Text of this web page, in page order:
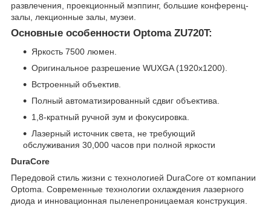
развлечения, проекционный мэппинг, большие конференц-
залы, лекционные залы, музеи.
Основные особенности Optoma ZU720T:
Яркость 7500 люмен.
Оригинальное разрешение WUXGA (1920x1200).
Встроенный объектив.
Полный автоматизированный сдвиг объектива.
1,8-кратный ручной зум и фокусировка.
Лазерный источник света, не требующий
обслуживания 30,000 часов при полной яркости
DuraCore
Передовой стиль жизни с технологией DuraCore от компании
Optoma. Современные технологии охлаждения лазерного
диода и инновационная пыленепроницаемая конструкция.